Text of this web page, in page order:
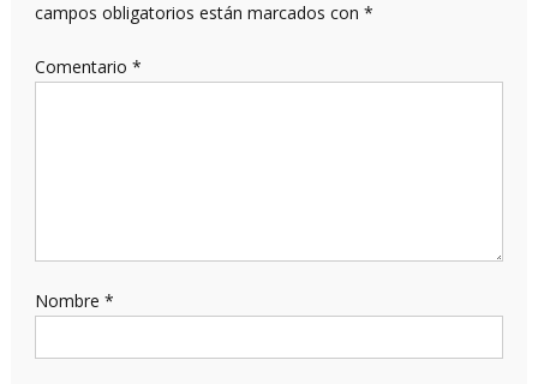
campos obligatorios están marcados con *
Comentario *
Nombre *